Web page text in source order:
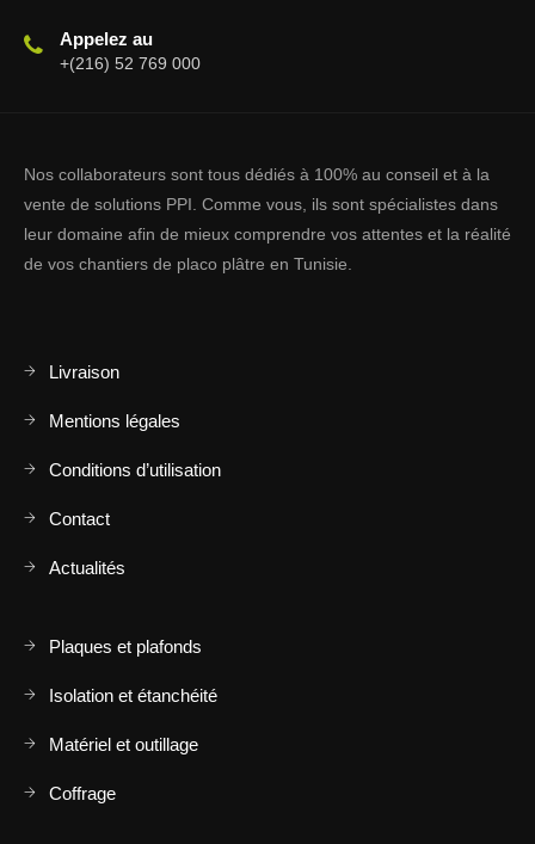
Appelez au
+(216) 52 769 000
Nos collaborateurs sont tous dédiés à 100% au conseil et à la
vente de solutions PPI. Comme vous, ils sont spécialistes dans
leur domaine afin de mieux comprendre vos attentes et la réalité
de vos chantiers de placo plâtre en Tunisie.
Livraison
Mentions légales
Conditions d’utilisation
Contact
Actualités
Plaques et plafonds
Isolation et étanchéité
Matériel et outillage
Coffrage